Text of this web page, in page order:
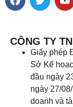
CÔNG TY
Giấy phép
Sở Kế
đầu ngày
ngày 27/
doanh và